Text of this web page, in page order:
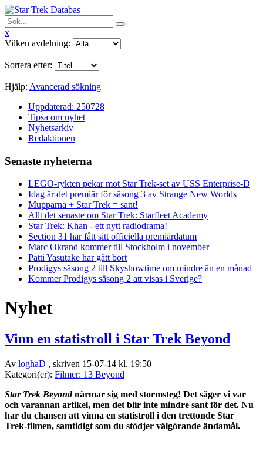
x
Vilken avdelning:
Sortera efter:
Hjälp: Avancerad sökning
Uppdaterad: 250728
Tipsa om nyhet
Nyhetsarkiv
Redaktionen
Senaste nyheterna
LEGO-rykten pekar mot Star Trek-set av USS Enterprise-D
Idag är det premiär för säsong 3 av Strange New Worlds
Mupparna + Star Trek = sant!
Allt det senaste om Star Trek: Starfleet Academy
Star Trek: Khan - ett nytt radiodrama!
Section 31 har fått sitt officiella premiärdatum
Marc Okrand kommer till Stockholm i november
Patti Yasutake har gått bort
Prodigys säsong 2 till Skyshowtime om mindre än en månad
Kommer Prodigys säsong 2 att visas i Sverige?
Nyhet
Vinn en statistroll i Star Trek Beyond
Av loghaD , skriven 15-07-14 kl. 19:50
Kategori(er): Filmer: 13 Beyond
Star Trek Beyondnärmar sig med stormsteg! Det säger vi var
och varannan artikel, men det blir inte mindre sant för det. Nu
har du chansen att vinna en statistroll i den trettonde Star
Trek-filmen, samtidigt som du stödjer välgörande ändamål.